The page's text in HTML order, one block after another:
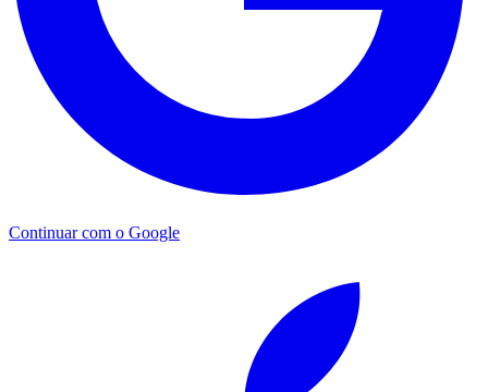
Continuar com o Google